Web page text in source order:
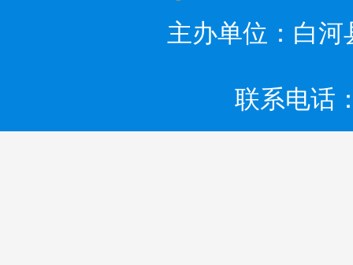
主办单位：白
联系电话